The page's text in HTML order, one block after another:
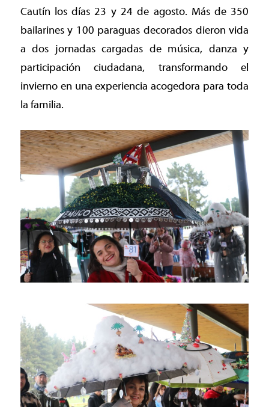
Cautín los días 23 y 24 de agosto. Más de 350
bailarines y 100 paraguas decorados dieron vida
a dos jornadas cargadas de música, danza y
participación ciudadana, transformando el
invierno en una experiencia acogedora para toda
la familia.